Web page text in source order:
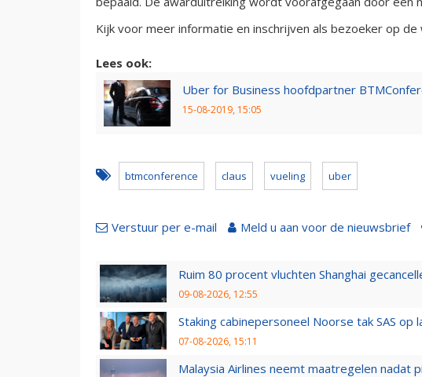
Kijk voor meer informatie en inschrijven als bezoeker op
Lees ook:
Uber for Business hoofdpartner
15-08-2019, 15:05
btmconference claus vueling uber
Verstuur per e-mail Meld u aan voor de nieuwsbrief
Ruim 80 procent vluchten Shanghai
09-08-2026, 12:55
Staking cabinepersoneel Noorse tak SAS
07-08-2026, 15:11
Malaysia Airlines neemt maatregelen nadat